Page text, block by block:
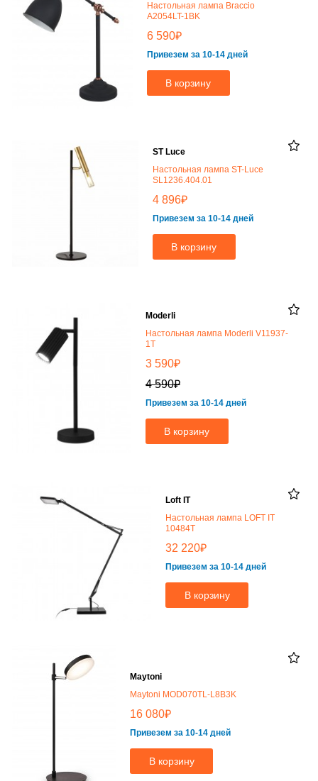
Настольная лампа Braccio
A2054LT-1BK
6 590₽
Привезем за 10-14 дней
В корзину
ST Luce
Настольная лампа ST-Luce
SL1236.404.01
4 896₽
Привезем за 10-14 дней
В корзину
Moderli
Настольная лампа Moderli V11937-
1T
3 590₽
4 590₽
Привезем за 10-14 дней
В корзину
Loft IT
Настольная лампа LOFT IT
10484T
32 220₽
Привезем за 10-14 дней
В корзину
Maytoni
Maytoni MOD070TL-L8B3K
16 080₽
Привезем за 10-14 дней
В корзину